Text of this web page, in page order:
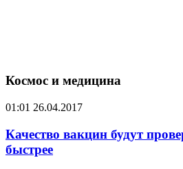
Космос и медицина
01:01 26.04.2017
Качество вакцин будут
быстрее